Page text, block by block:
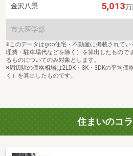
金沢八景 5,013万
市大医学部
※このデータはgoo住宅・不動産に掲載されて
理費・駐車場代などを除く）を算出したもので
るものについてのみ対象とします。
※周辺駅の価格相場は2LDK・3K・3DKの平均価
く）を算出したものです。
住まいのコ